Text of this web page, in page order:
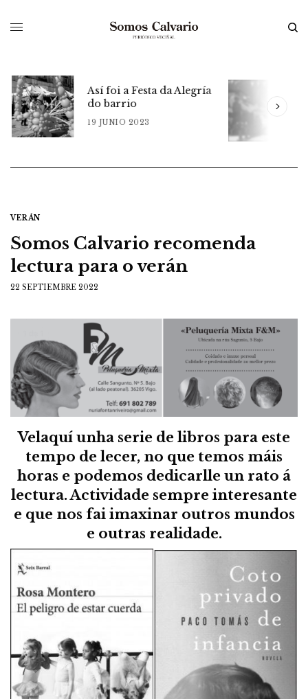
Así foi a Festa da Alegría
do barrio
19 JUNIO 2023
VERÁN
Somos Calvario recomenda
lectura para o verán
22 SEPTIEMBRE 2022
Velaquí unha serie de libros para este
tempo de lecer, no que temos máis
horas e podemos dedicarlle un rato á
lectura. Actividade sempre interesante
e que nos fai imaxinar outros mundos
e outras realidade.